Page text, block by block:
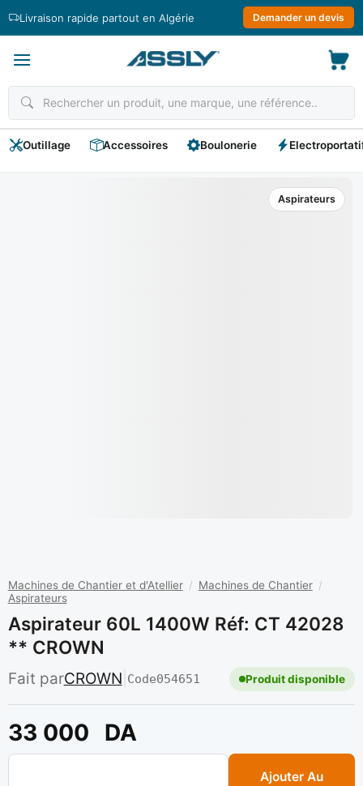
Livraison rapide partout en Algérie Demander un devis
Outillage Accessoires Boulonerie
Aspirateurs
Machines de Chantier et d'Atellier / Machines de Chantier /
Aspirateurs
Aspirateur 60L 1400W Réf: CT 42028
** CROWN
Fait parCROWN Code054651 Produit disponible
33 000 DA
quantité de Aspirateur 60L 1400W Réf: CT 42028 ** CROWN
Ajouter Au